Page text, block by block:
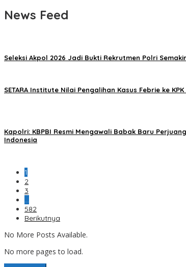
News Feed
Seleksi Akpol 2026 Jadi Bukti Rekrutmen Polri
SETARA Institute Nilai Pengalihan Kasus Febrie ke
Kapolri: KBPBI Resmi Mengawali Babak Baru
Indonesia
1
2
3
…
582
Berikutnya
No More Posts Available.
No more pages to load.